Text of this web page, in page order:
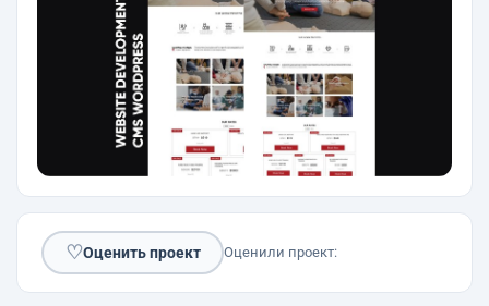
♡Оценить проект Оценили проект: